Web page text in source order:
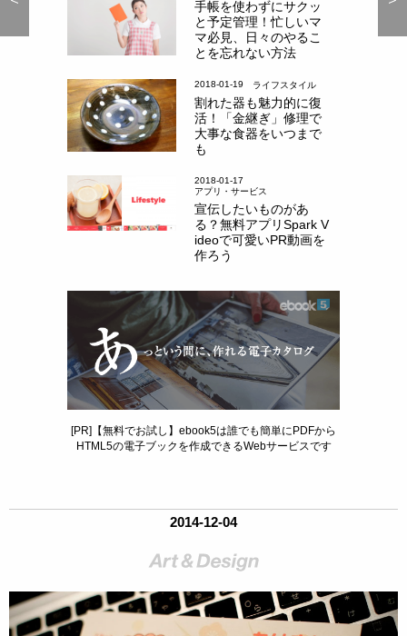
手帳を使わずにサクッ
と予定管理！忙しいマ
マ必見、日々のやるこ
とを忘れない方法
2018-01-19 ライフスタイル
割れた器も魅力的に復
活！「金継ぎ」修理で
大事な食器をいつまで
も
2018-01-17
アプリ・サービス
宣伝したいものがあ
る？無料アプリSpark V
ideoで可愛いPR動画を
作ろう
[PR]【無料でお試し】ebook5は誰でも簡単にPDFから
HTML5の電子ブックを作成できるWebサービスです
2014-12-04